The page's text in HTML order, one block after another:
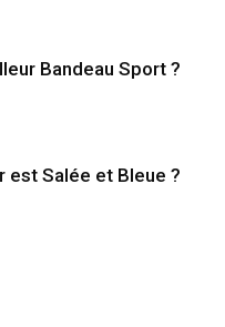
Bandeau Sport ?
est Salée et Bleue ?